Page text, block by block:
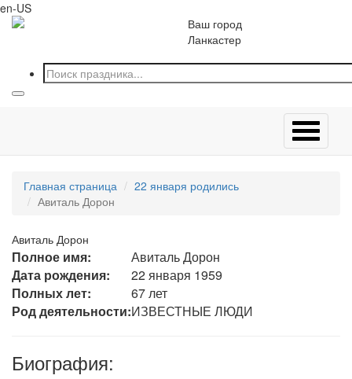
en-US
Ваш город
Ланкастер
Главная страница
22 января родились
Авиталь Дорон
Авиталь Дорон
Полное имя:
Авиталь Дорон
Дата рождения:
22 января 1959
Полных лет:
67 лет
Род деятельности:ИЗВЕСТНЫЕ ЛЮДИ
Биография: